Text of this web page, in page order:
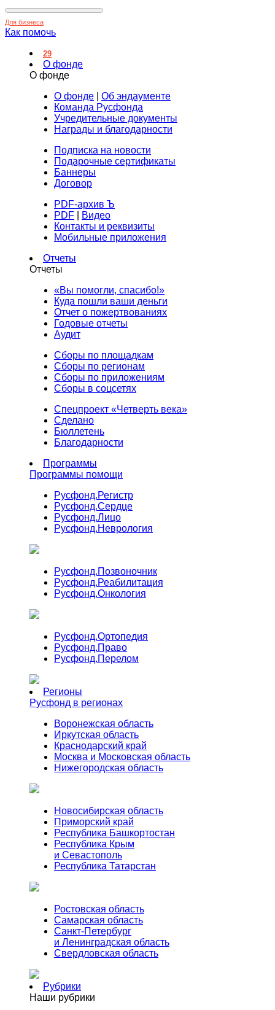
Для бизнеса
Как помочь
29
О фонде
О фонде
О фонде
Об эндаументе
Команда Русфонда
Учредительные документы
Награды и благодарности
Подписка на новости
Подарочные сертификаты
Баннеры
Договор
PDF-архив Ъ
PDF
Видео
Контакты и реквизиты
Мобильные приложения
Отчеты
Отчеты
«Вы помогли, спасибо!»
Куда пошли ваши деньги
Отчет о пожертвованиях
Годовые отчеты
Аудит
Сборы по площадкам
Сборы по регионам
Сборы по приложениям
Сборы в соцсетях
Спецпроект «Четверть века»
Сделано
Бюллетень
Благодарности
Программы
Программы помощи
Русфонд.Регистр
Русфонд.Сердце
Русфонд.Лицо
Русфонд.Неврология
Русфонд.Позвоночник
Русфонд.Реабилитация
Русфонд.Онкология
Русфонд.Ортопедия
Русфонд.Право
Русфонд.Перелом
Регионы
Русфонд в регионах
Воронежская область
Иркутская область
Краснодарский край
Москва и Московская область
Нижегородская область
Новосибирская область
Приморский край
Республика Башкортостан
Республика Крым
и Севастополь
Республика Татарстан
Ростовская область
Самарская область
Санкт-Петербург
и Ленинградская область
Свердловская область
Рубрики
Наши рубрики